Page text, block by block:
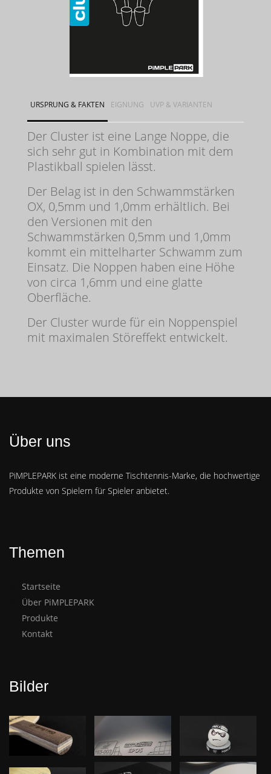
URSPRUNG & FAKTEN EIGNUNG UVP & VARIANTEN
Der Cluster ist eine Lange Noppe, die
sich sehr gut in Kombination mit dem
Plastikball spielen lässt.
Der Belag ist in den Schwammstärken
OX, 0,5mm und 1,0mm erhältlich. Bei
den Versionen mit den
Schwammstärken 0,5mm und 1,0mm
kommt ein mittelharter Schwamm zum
Einsatz. Die Noppen haben eine Höhe
von circa 1,6mm und eine glatte
Oberfläche.
Der Cluster wurde für ein Noppenspiel
mit maximalen Störeffekt entwickelt.
Über uns
PiMPLEPARK ist eine moderne Tischtennis-Marke, die hochwertige
Produkte von Spielern für Spieler anbietet.
Themen
Startseite
Über PiMPLEPARK
Produkte
Kontakt
Bilder